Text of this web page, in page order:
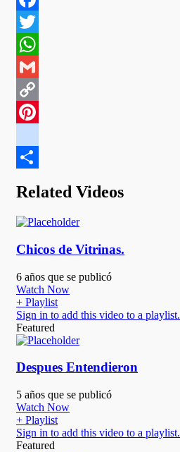
Facebook
Twitter
WhatsApp
Gmail
Copy
google_bookmarks
Related Videos
Chicos de Vitrinas.
6 años que se publicó
Watch Now
+ Playlist
Sign in to add this video to a playlist.
Featured
Despues Entendieron
5 años que se publicó
Watch Now
+ Playlist
Sign in to add this video to a playlist.
Featured